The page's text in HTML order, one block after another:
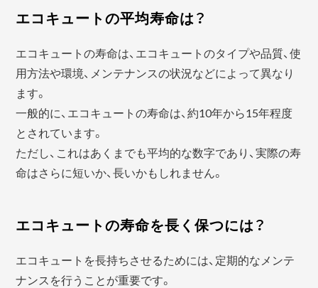
エコキュートの平均寿命は？
エコキュートの寿命は、エコキュートのタイプや品質、使
用方法や環境、メンテナンスの状況などによって異なり
ます。
一般的に、エコキュートの寿命は、約10年から15年程度
とされています。
ただし、これはあくまでも平均的な数字であり、実際の寿
命はさらに短いか、長いかもしれません。
エコキュートの寿命を長く保つには？
エコキュートを長持ちさせるためには、定期的なメンテ
ナンスを行うことが重要です。